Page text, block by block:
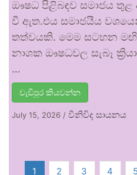
ඖෂධ පිළිබඳව සමාජය
වී ඇත.එය සමාජයීය
තත්වයකි. මෙම සටහන
නාශක ඖෂධවල සැබෑ
…
වැඩිපුර කියවන්න
July 15, 2026 / විනිවිද සායනය
1 2 3 4 5